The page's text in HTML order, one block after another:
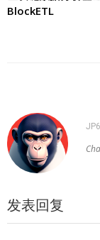
导
BlockETL
发表回复